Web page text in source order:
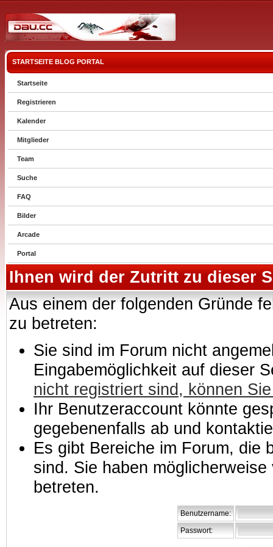
STARTSEITE BLOG PORTAL
Startseite
Registrieren
Kalender
Mitglieder
Team
Suche
FAQ
Bilder
Arcade
Portal
Ihnen wird der Zutritt zu dieser
Aus einem der folgenden Gründe
zu betreten:
Sie sind im Forum nicht
Eingabemöglichkeit auf dieser
nicht registriert sind, können
Ihr Benutzeraccount könnte
gegebenenfalls ab und
Es gibt Bereiche im Forum, die
sind. Sie haben
betreten.
Benutzername:
Passwort: